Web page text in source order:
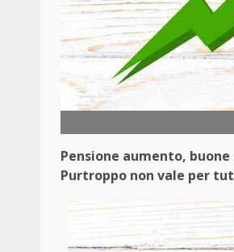
Pensione aumento,
Purtroppo non vale per